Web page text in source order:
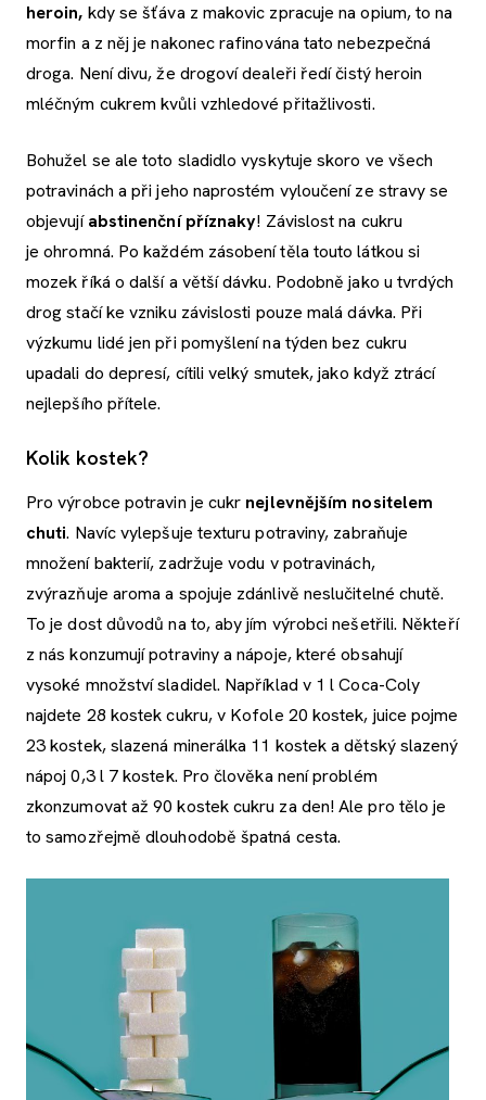
heroin, kdy se šťáva z makovic zpracuje na opium, to na
morfin a z něj je nakonec rafinována tato nebezpečná
droga. Není divu, že drogoví dealeři ředí čistý heroin
mléčným cukrem kvůli vzhledové přitažlivosti.
Bohužel se ale toto sladidlo vyskytuje skoro ve všech
potravinách a při jeho naprostém vyloučení ze stravy se
objevujíabstinenční příznaky! Závislost na cukru
je ohromná. Po každém zásobení těla touto látkou si
mozek říká o další a větší dávku. Podobně jako u tvrdých
drog stačí ke vzniku závislosti pouze malá dávka. Při
výzkumu lidé jen při pomyšlení na týden bez cukru
upadali do depresí, cítili velký smutek, jako když ztrácí
nejlepšího přítele.
Kolik kostek?
Pro výrobce potravin je cukr nejlevnějším nositelem
chuti. Navíc vylepšuje texturu potraviny, zabraňuje
množení bakterií, zadržuje vodu v potravinách,
zvýrazňuje aroma a spojuje zdánlivě neslučitelné chutě.
To je dost důvodů na to, aby jím výrobci nešetřili. Někteří
z nás konzumují potraviny a nápoje, které obsahují
vysoké množství sladidel. Například v 1 l Coca-Coly
najdete 28 kostek cukru, v Kofole 20 kostek, juice pojme
23 kostek, slazená minerálka 11 kostek a dětský slazený
nápoj 0,3 l 7 kostek. Pro člověka není problém
zkonzumovat až 90 kostek cukru za den! Ale pro tělo je
to samozřejmě dlouhodobě špatná cesta.